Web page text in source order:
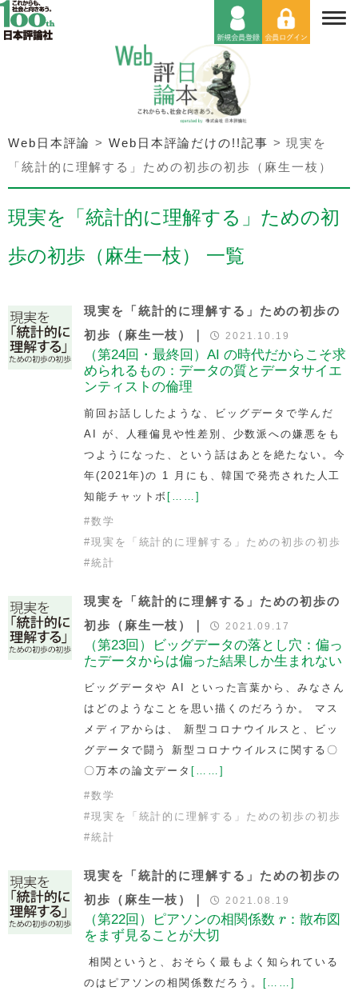
Web日本評論 >Web日本評論だけの!!記事 >現実を
「統計的に理解する」ための初歩の初歩（麻生一枝）
現実を「統計的に理解する」ための初
歩の初歩（麻生一枝） 一覧
現実を「統計的に理解する」ための初歩の
初歩（麻生一枝）｜
2021.10.19
（第24回・最終回）AI の時代だからこそ求
められるもの：データの質とデータサイエ
ンティストの倫理
前回お話ししたような、ビッグデータで学んだ
AI が、人種偏見や性差別、少数派への嫌悪をも
つようになった、という話はあとを絶たない。今
年(2021年)の 1 月にも、韓国で発売された人工
知能チャットボ [……]
#数学
#現実を「統計的に理解する」ための初歩の初歩
#統計
現実を「統計的に理解する」ための初歩の
初歩（麻生一枝）｜
2021.09.17
（第23回）ビッグデータの落とし穴：偏っ
たデータからは偏った結果しか生まれない
ビッグデータや AI といった言葉から、みなさん
はどのようなことを思い描くのだろうか。 マス
メディアからは、 新型コロナウイルスと、ビッ
グデータで闘う 新型コロナウイルスに関する〇
〇万本の論文データ [……]
#数学
#現実を「統計的に理解する」ための初歩の初歩
#統計
現実を「統計的に理解する」ための初歩の
初歩（麻生一枝）｜
2021.08.19
（第22回）ピアソンの相関係数 r
r ：散布図
をまず見ることが大切
相関というと、おそらく最もよく知られている
のはピアソンの相関係数だろう。 [……]